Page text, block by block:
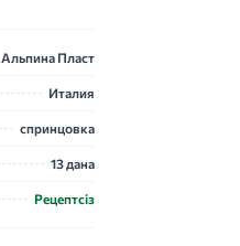
Альпина Пласт
Италия
спринцовка
13 дана
Рецептсіз